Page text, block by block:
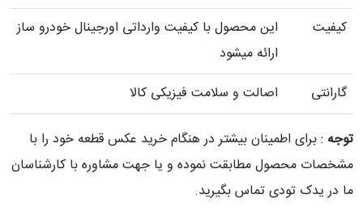
کیفیت
این محصول با کیفیت وارداتی اورجینال خودرو ساز
ارائه میشود
گارانتی
اصالت و سلامت فیزیکی کالا
توجه : برای اطمینان بیشتر در هنگام خرید عکس قطعه خود را با
مشخصات محصول مطابقت نموده و یا جهت مشاوره با کارشناسان
ما در یدک تودی تماس بگیرید.